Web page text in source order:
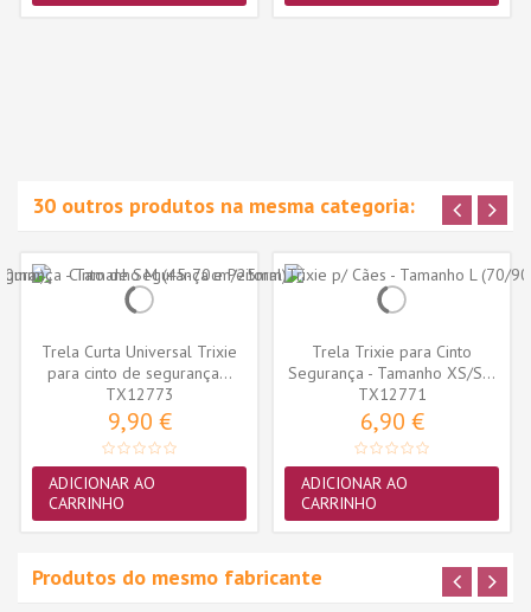
30 outros produtos na mesma categoria:
Trela Curta Universal Trixie
para cinto de segurança...
TX12773
9,90 €
ADICIONAR AO
CARRINHO
Trela Trixie para Cinto
Segurança - Tamanho XS/S...
TX12771
6,90 €
ADICIONAR AO
CARRINHO
Produtos do mesmo fabricante